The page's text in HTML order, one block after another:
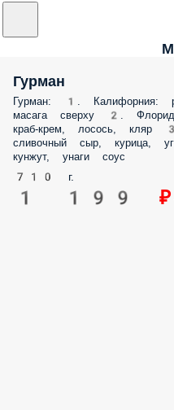
Гурман
Гурман: 1. Калифорния:
масага сверху 2.
краб-крем, лосось,
сливочный сыр, курица,
кунжут, унаги соус
710 г.
1 199 ₽